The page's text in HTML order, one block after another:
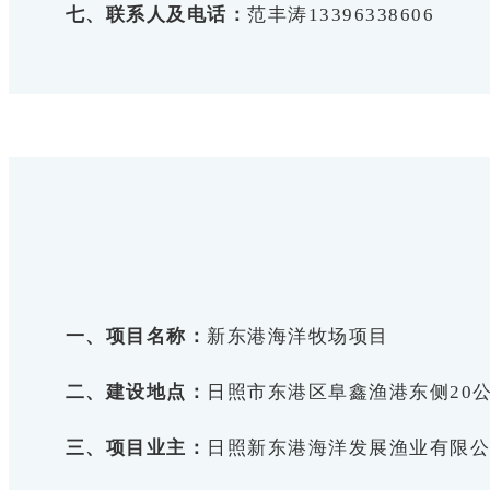
七、联系人及电话：范丰涛13396338606
一、项目名称： 新东港海洋牧场项目
二、建设地点： 日照市东港区阜鑫渔港东侧20
三、项目业主： 日照新东港海洋发展渔业有限公